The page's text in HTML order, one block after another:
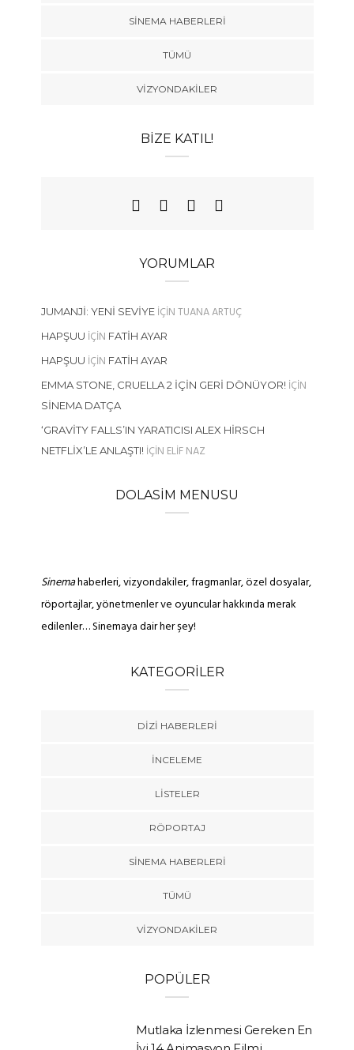
SINEMA HABERLERI
TÜMÜ
VIZYONDAKILER
BIZE KATIL!
YORUMLAR
JUMANJI: YENI SEVIYEIÇINTUANA ARTUÇ
HAPŞUU IÇIN FATIH AYAR
HAPŞUU IÇIN FATIH AYAR
EMMA STONE, CRUELLA 2 İÇIN GERI DÖNÜYOR!IÇIN
SINEMA DATÇA
‘GRAVITY FALLS’IN YARATICISI ALEX HIRSCH
NETFLIX’LE ANLAŞTI!IÇIN ELIF NAZ
DOLASIM MENUSU
Sinemahaberleri, vizyondakiler, fragmanlar, özel dosyalar,
röportajlar, yönetmenler ve oyuncular hakkında merak
edilenler… Sinemaya dair her şey!
KATEGORILER
DIZI HABERLERI
İNCELEME
LISTELER
RÖPORTAJ
SINEMA HABERLERI
TÜMÜ
VIZYONDAKILER
POPÜLER
Mutlaka İzlenmesi Gereken En